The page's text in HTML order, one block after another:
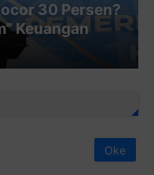
30 Persen?
Keuangan